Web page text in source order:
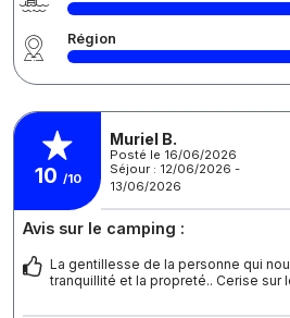
Région
10 /10
Muriel B.
Posté le 16/06/2026
Séjour : 12/06/2026 -
13/06/2026
Avis sur le camping :
La gentillesse de la personne qui
tranquillité et la propreté.. Cerise sur